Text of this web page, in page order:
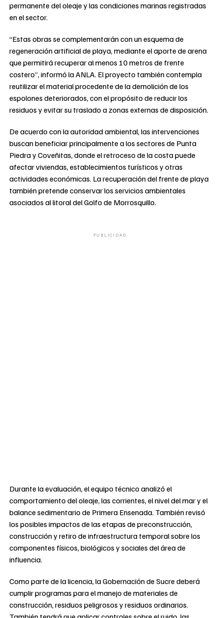
permanente del oleaje y las condiciones marinas registradas
en el sector.
“Estas obras se complementarán con un esquema de
regeneración artificial de playa, mediante el aporte de arena
que permitirá recuperar al menos 10 metros de frente
costero”, informó la ANLA. El proyecto también contempla
reutilizar el material procedente de la demolición de los
espolones deteriorados, con el propósito de reducir los
residuos y evitar su traslado a zonas externas de disposición.
De acuerdo con la autoridad ambiental, las intervenciones
buscan beneficiar principalmente a los sectores de Punta
Piedra y Coveñitas, donde el retroceso de la costa puede
afectar viviendas, establecimientos turísticos y otras
actividades económicas. La recuperación del frente de playa
también pretende conservar los servicios ambientales
asociados al litoral del Golfo de Morrosquillo.
PUBLICIDAD
Durante la evaluación, el equipo técnico analizó el
comportamiento del oleaje, las corrientes, el nivel del mar y el
balance sedimentario de Primera Ensenada. También revisó
los posibles impactos de las etapas de preconstrucción,
construcción y retiro de infraestructura temporal sobre los
componentes físicos, biológicos y sociales del área de
influencia.
Como parte de la licencia, la Gobernación de Sucre deberá
cumplir programas para el manejo de materiales de
construcción, residuos peligrosos y residuos ordinarios.